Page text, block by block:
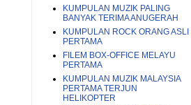
KUMPULAN MUZIK PALING
BANYAK TERIMA ANUGERAH
KUMPULAN ROCK ORANG ASLI
PERTAMA
FILEM BOX-OFFICE MELAYU
PERTAMA
KUMPULAN MUZIK MALAYSIA
PERTAMA TERJUN
HELIKOPTER